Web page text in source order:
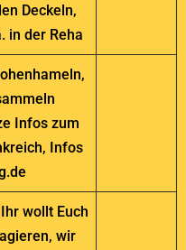
Deckeln,
in der Reha
Infos zum
Infos
wollt Euch
wir